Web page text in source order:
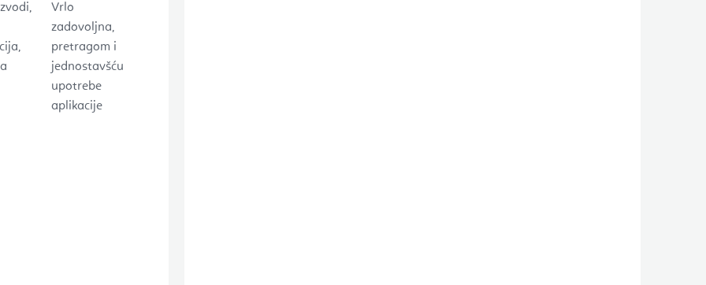
Vrlo
zadovoljna,
pretragom i
jednostavšću
upotrebe
aplikacije